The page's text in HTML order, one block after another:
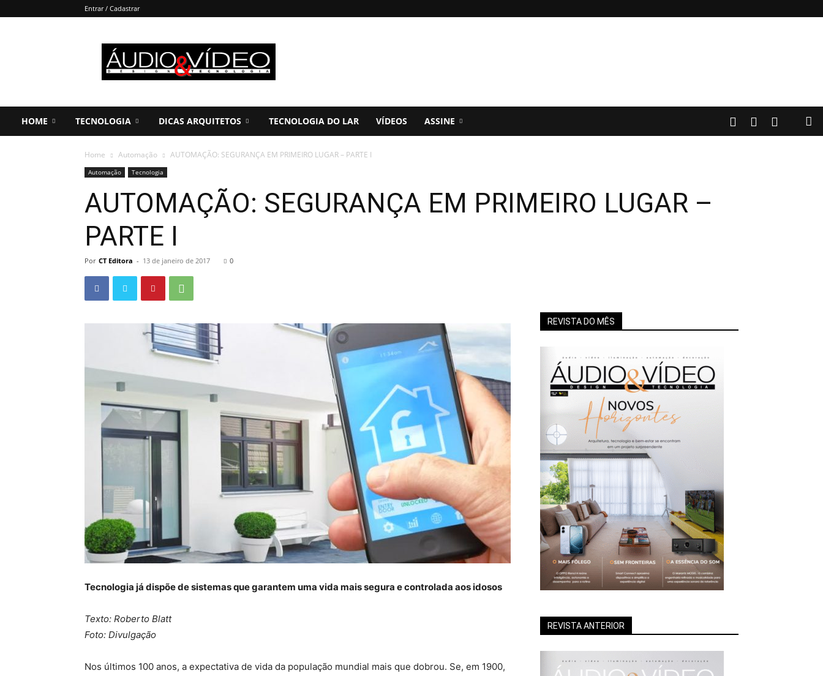
Entrar / Cadastrar
&
Vídeo
HOME TECNOLOGIA DICAS ARQUITETOS TECNOLOGIA DO LAR VÍDEOS ASSINE
Home Automação AUTOMAÇÃO: SEGURANÇA EM PRIMEIRO LUGAR – PARTE I
Automação Tecnologia
AUTOMAÇÃO: SEGURANÇA EM PRIMEIRO LUGAR –
PARTE I
Por CT Editora - 13 de janeiro de 2017 0
Tecnologia já dispõe de sistemas que garantem uma vida mais segura e controlada aos idosos
Texto: Roberto Blatt
Foto: Divulgação
Nos últimos 100 anos, a expectativa de vida da população mundial mais que dobrou. Se, em 1900,
REVISTA DO MÊS
REVISTA ANTERIOR